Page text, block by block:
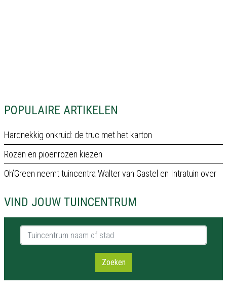
POPULAIRE ARTIKELEN
Hardnekkig onkruid: de truc met het karton
Rozen en pioenrozen kiezen
Oh’Green neemt tuincentra Walter van Gastel en Intratuin over
VIND JOUW TUINCENTRUM
Tuincentrum naam of stad
Zoeken